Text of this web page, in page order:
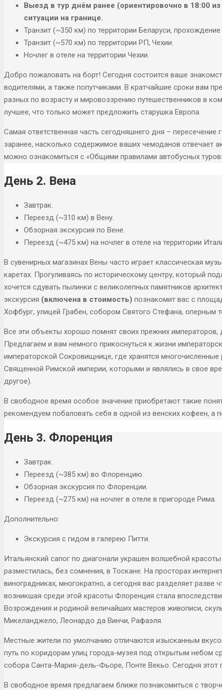
Выезд в тур днём ранее (ориентировочно в 18:00
ситуации на границе.
Транзит (~350 км) по территории Беларуси,
Транзит (~570 км) по территории РП, Чехии.
Ночлег в отеле на территории Чехии.
Добро пожаловать на борт! Сегодня состоится ваше
водителями, а также попутчиками. В кратчайшие сроки вам
разных по возрасту и мировоззрению путешественников в
лучшее, что только может предложить старушка Европа.
Самая ответственная часть сегодняшнего дня –
заранее, насколько содержимое ваших чемоданов отвечает
можно ознакомиться с «Общими правилами автобусных
День 2. Вена
Завтрак.
Переезд (~310 км) в Вену.
Обзорная экскурсия по Вене.
Переезд (~475 км) на ночлег в отеле на территории
В сувенирных магазинах Вены часто играет классическая
каретах. Прогуливаясь по историческому центру, который
хочется сдувать пылинки с великолепных памятников
экскурсия (включена в стоимость) познакомит вас с
Хофбург, улицей Грабен, собором Святого Стефана, оперным
Все эти объекты хорошо помнят своих прежних
Предлагаем и вам немного прикоснуться к жизни
императорской Сокровищнице, где хранятся
Священной Римской империи, которыми и являлись в свое
другое).
В свободное время особое значение приобретают такие
рекомендуем побаловать себя в одной из венских кофеен, а
День 3. Флоренция
Завтрак.
Переезд (~385 км) во Флоренцию.
Обзорная экскурсия по Флоренции.
Переезд (~275 км) на ночлег в отеле в пригороде Рима.
Дополнительно:
Экскурсия с гидом в галерею Питти.
Итальянский сапог по диагонали украшен волшебной
разместилась, без сомнения, в Тоскане. На просторах
виноградниках, многократно, а сегодня вас разделяет разве
возникшая среди этой красоты Флоренция стала
Возрождения и родиной величайших мастеров живописи,
Микеланджело, Леонардо да Винчи, Рафаэля.
Местные жители по умолчанию отличаются изысканным
путь по коридорам улиц города-музея под открытым небом
собора Санта-Мария-дель-Фьоре, Понте Векьо. Сегодня этот
В свободное время предлагаем ближе познакомиться с